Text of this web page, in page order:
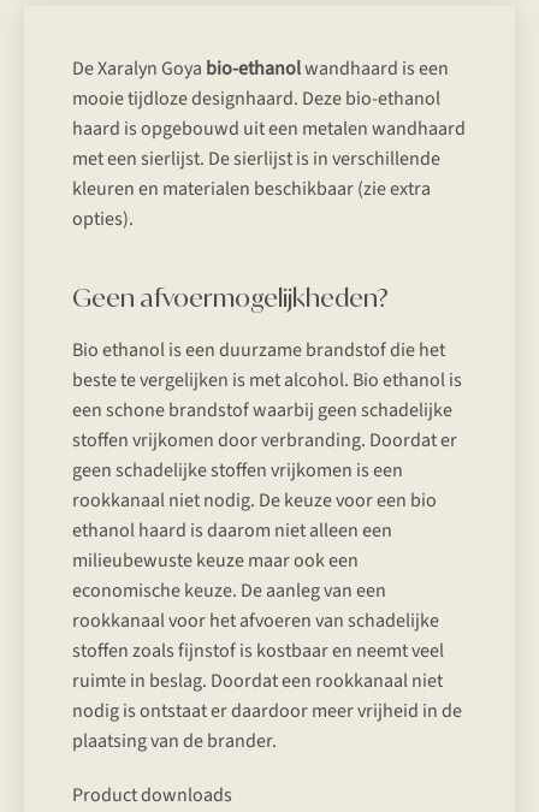
De Xaralyn Goya bio-ethanolwandhaard is een
mooie tijdloze designhaard. Deze bio-ethanol
haard is opgebouwd uit een metalen wandhaard
met een sierlijst. De sierlijst is in verschillende
kleuren en materialen beschikbaar (zie extra
opties).
Geen afvoermogelijkheden?
Bio ethanol is een duurzame brandstof die het
beste te vergelijken is met alcohol. Bio ethanol is
een schone brandstof waarbij geen schadelijke
stoffen vrijkomen door verbranding. Doordat er
geen schadelijke stoffen vrijkomen is een
rookkanaal niet nodig. De keuze voor een bio
ethanol haard is daarom niet alleen een
milieubewuste keuze maar ook een
economische keuze. De aanleg van een
rookkanaal voor het afvoeren van schadelijke
stoffen zoals fijnstof is kostbaar en neemt veel
ruimte in beslag. Doordat een rookkanaal niet
nodig is ontstaat er daardoor meer vrijheid in de
plaatsing van de brander.
Product downloads